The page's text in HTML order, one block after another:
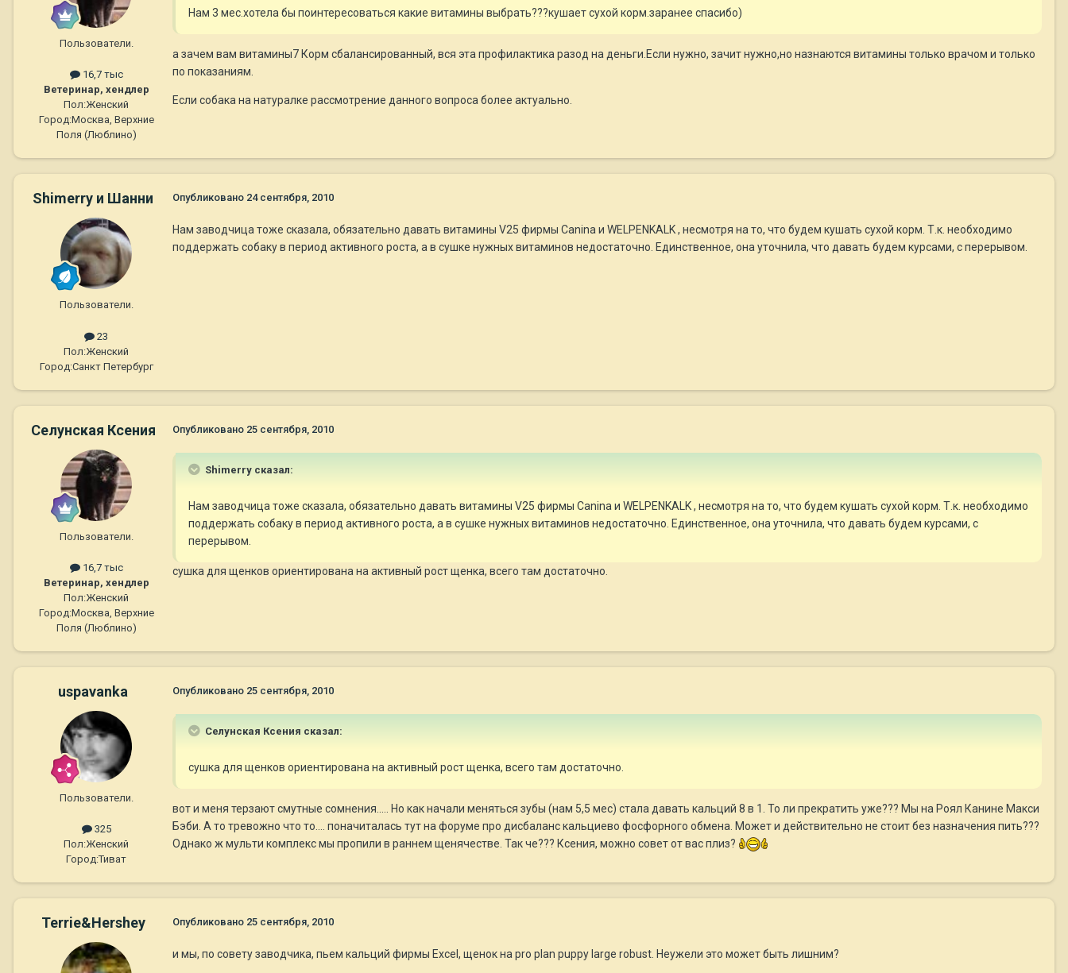
Пользователи.
16,7 тыс
Ветеринар, хендлер
Пол:Женский
Город:Москва, Верхние
Поля (Люблино)
Нам 3 мес.хотела бы поинтересоваться какие витамины выбрать???кушает сухой корм.заранее спасибо)
а зачем вам витамины7 Корм сбалансированный, вся эта профилактика разод на деньги.Если нужно, зачит нужно,но назнаются витамины только врачом и только
по показаниям.
Если собака на натуралке рассмотрение данного вопроса более актуально.
Shimerry и Шанни
Пользователи.
23
Пол:Женский
Город:Санкт Петербург
Опубликовано 24 сентября, 2010
Нам заводчица тоже сказала, обязательно давать витамины V25 фирмы Canina и WELPENKALK , несмотря на то, что будем кушать сухой корм. Т.к. необходимо
поддержать собаку в период активного роста, а в сушке нужных витаминов недостаточно. Единственное, она уточнила, что давать будем курсами, с перерывом.
Селунская Ксения
Пользователи.
16,7 тыс
Ветеринар, хендлер
Пол:Женский
Город:Москва, Верхние
Поля (Люблино)
Опубликовано 25 сентября, 2010
Shimerry сказал:
Нам заводчица тоже сказала, обязательно давать витамины V25 фирмы Canina и WELPENKALK , несмотря на то, что будем кушать сухой корм. Т.к. необходимо
поддержать собаку в период активного роста, а в сушке нужных витаминов недостаточно. Единственное, она уточнила, что давать будем курсами, с
перерывом.
сушка для щенков ориентирована на активный рост щенка, всего там достаточно.
uspavanka
Пользователи.
325
Пол:Женский
Город:Тиват
Опубликовано 25 сентября, 2010
Селунская Ксения сказал:
сушка для щенков ориентирована на активный рост щенка, всего там достаточно.
вот и меня терзают смутные сомнения..... Но как начали меняться зубы (нам 5,5 мес) стала давать кальций 8 в 1. То ли прекратить уже??? Мы на Роял Канине Макси
Бэби. А то тревожно что то.... поначиталась тут на форуме про дисбаланс кальциево фосфорного обмена. Может и действительно не стоит без назначения пить???
Однако ж мульти комплекс мы пропили в раннем щенячестве. Так че??? Ксения, можно совет от вас плиз?
Terrie&Hershey Опубликовано 25 сентября, 2010
и мы, по совету заводчика, пьем кальций фирмы Excel, щенок на pro plan puppy large robust. Неужели это может быть лишним?